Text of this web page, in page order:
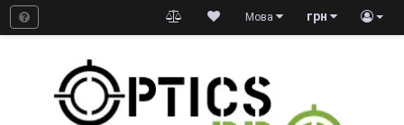
грн
Мова